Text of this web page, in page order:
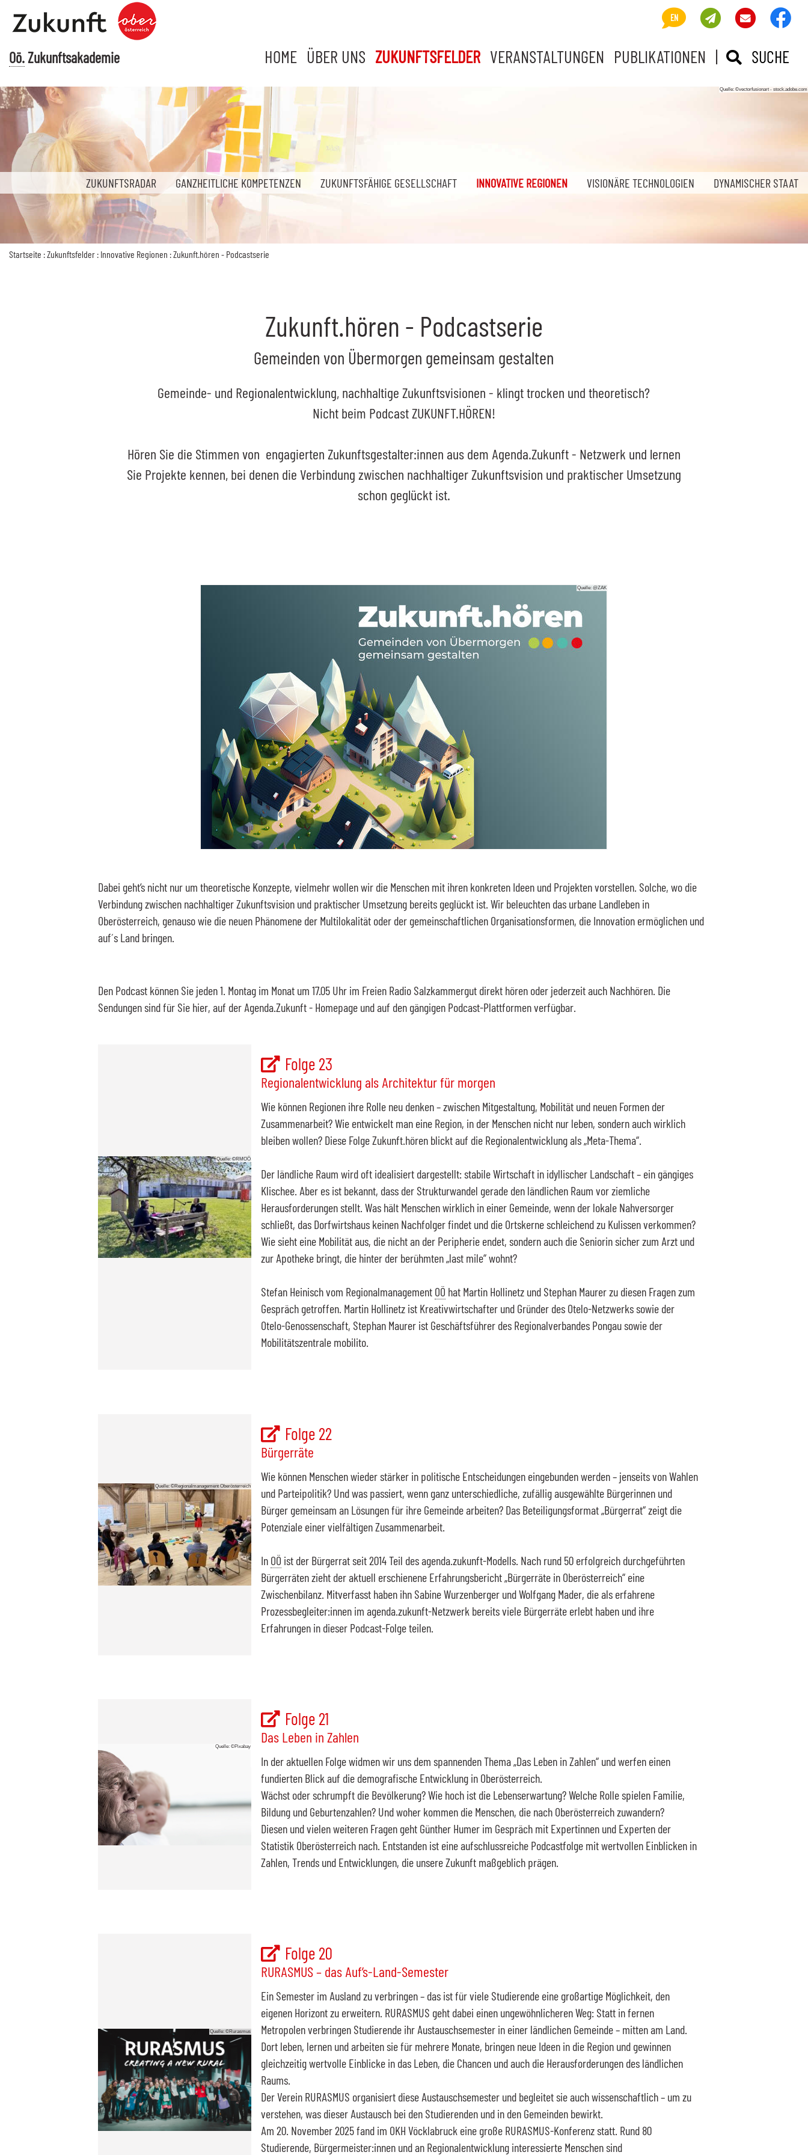
Zum Inhalt Accesskey
Zum Hauptmenü Accesskey
Zur Suche Accesskey
Zur Fußzeile mit Kontaktdaten Accesskey
[4] EN About us Newsletter Kontakt
Oö.Zukunftsakademie HOME ÜBER UNS ZUKUNFTSFELDER VERANSTALTUNGEN PUBLIKATIONEN | SUCHE EIN-
SUCHE
ZUKUNFTSRADAR GANZHEITLICHE KOMPETENZEN ZUKUNFTSFÄHIGE GESELLSCHAFT INNOVATIVE REGIONEN(AKTUELLE SEITE)
VISIONÄRE TECHNOLOGIEN DYNAMISCHER STAAT
Startseite :Zukunftsfelder : Innovative Regionen :Zukunft.hören - Podcastserie
Zukunft.hören - Podcastserie
Gemeinden von Übermorgen gemeinsam gestalten
Gemeinde- und Regionalentwicklung, nachhaltige Zukunftsvisionen - klingt trocken und theoretisch?
Nicht beim PodcastZUKUNFT.HÖREN!
Hören Sie die Stimmen von engagierten Zukunftsgestalter:innen aus dem Agenda.Zukunft - Netzwerk und lernen
Sie Projekte kennen, bei denen die Verbindung zwischen nachhaltiger Zukunftsvision und praktischer Umsetzung
schon geglückt ist.
Quelle: @ZAK
Dabei geht‘s nicht nur um theoretische Konzepte, vielmehr wollen wir die Menschen mit ihren konkreten Ideen und Projekten vorstellen. Solche, wo die
Verbindung zwischen nachhaltiger Zukunftsvision und praktischer Umsetzung bereits geglückt ist. Wir beleuchten das urbane Landleben in
Oberösterreich, genauso wie die neuen Phänomene der Multilokalität oder der gemeinschaftlichen Organisationsformen, die Innovation ermöglichen und
auf´s Land bringen.
Den Podcast können Sie jeden 1. Montag im Monat um 17.05 Uhr im Freien Radio Salzkammergut direkt hören oder jederzeit auch Nachhören. Die
Sendungen sind für Sie hier, auf der Agenda.Zukunft - Homepage und auf den gängigen Podcast-Plattformen verfügbar.
Quelle: ©RMOÖ
Folge 23
Regionalentwicklung als Architektur für morgen
Wie können Regionen ihre Rolle neu denken – zwischen Mitgestaltung, Mobilität und neuen Formen der
Zusammenarbeit? Wie entwickelt man eine Region, in der Menschen nicht nur leben, sondern auch wirklich
bleiben wollen? Diese Folge Zukunft.hören blickt auf die Regionalentwicklung als „Meta-Thema“.
Der ländliche Raum wird oft idealisiert dargestellt: stabile Wirtschaft in idyllischer Landschaft – ein gängiges
Klischee. Aber es ist bekannt, dass der Strukturwandel gerade den ländlichen Raum vor ziemliche
Herausforderungen stellt. Was hält Menschen wirklich in einer Gemeinde, wenn der lokale Nahversorger
schließt, das Dorfwirtshaus keinen Nachfolger findet und die Ortskerne schleichend zu Kulissen verkommen?
Wie sieht eine Mobilität aus, die nicht an der Peripherie endet, sondern auch die Seniorin sicher zum Arzt und
zur Apotheke bringt, die hinter der berühmten „last mile“ wohnt?
Stefan Heinisch vom Regionalmanagement OÖ hat Martin Hollinetz und Stephan Maurer zu diesen Fragen zum
Gespräch getroffen. Martin Hollinetz ist Kreativwirtschafter und Gründer des Otelo-Netzwerks sowie der
Otelo-Genossenschaft, Stephan Maurer ist Geschäftsführer des Regionalverbandes Pongau sowie der
Mobilitätszentrale mobilito.
Quelle: ©Regionalmanagement Oberösterreich
Folge 22
Bürgerräte
Wie können Menschen wieder stärker in politische Entscheidungen eingebunden werden – jenseits von Wahlen
und Parteipolitik? Und was passiert, wenn ganz unterschiedliche, zufällig ausgewählte Bürgerinnen und
Bürger gemeinsam an Lösungen für ihre Gemeinde arbeiten? Das Beteiligungsformat „Bürgerrat“ zeigt die
Potenziale einer vielfältigen Zusammenarbeit.
In OÖ ist der Bürgerrat seit 2014 Teil des agenda.zukunft-Modells. Nach rund 50 erfolgreich durchgeführten
Bürgerräten zieht der aktuell erschienene Erfahrungsbericht „Bürgerräte in Oberösterreich“ eine
Zwischenbilanz. Mitverfasst haben ihn Sabine Wurzenberger und Wolfgang Mader, die als erfahrene
Prozessbegleiter:innen im agenda.zukunft-Netzwerk bereits viele Bürgerräte erlebt haben und ihre
Erfahrungen in dieser Podcast-Folge teilen.
Quelle: ©Pixabay
Folge 21
Das Leben in Zahlen
In der aktuellen Folge widmen wir uns dem spannenden Thema „Das Leben in Zahlen“ und werfen einen
fundierten Blick auf die demografische Entwicklung in Oberösterreich.
Wächst oder schrumpft die Bevölkerung? Wie hoch ist die Lebenserwartung? Welche Rolle spielen Familie,
Bildung und Geburtenzahlen? Und woher kommen die Menschen, die nach Oberösterreich zuwandern?
Diesen und vielen weiteren Fragen geht Günther Humer im Gespräch mit Expertinnen und Experten der
Statistik Oberösterreich nach. Entstanden ist eine aufschlussreiche Podcastfolge mit wertvollen Einblicken in
Zahlen, Trends und Entwicklungen, die unsere Zukunft maßgeblich prägen.
Quelle: ©Rurasmus
Folge 20
RURASMUS – das Auf’s-Land-Semester
Ein Semester im Ausland zu verbringen – das ist für viele Studierende eine großartige Möglichkeit, den
eigenen Horizont zu erweitern. RURASMUS geht dabei einen ungewöhnlicheren Weg: Statt in fernen
Metropolen verbringen Studierende ihr Austauschsemester in einer ländlichen Gemeinde – mitten am Land.
Dort leben, lernen und arbeiten sie für mehrere Monate, bringen neue Ideen in die Region und gewinnen
gleichzeitig wertvolle Einblicke in das Leben, die Chancen und auch die Herausforderungen des ländlichen
Raums.
Der Verein RURASMUS organisiert diese Austauschsemester und begleitet sie auch wissenschaftlich – um zu
verstehen, was dieser Austausch bei den Studierenden und in den Gemeinden bewirkt.
Am 20. November 2025 fand im OKH Vöcklabruck eine große RURASMUS-Konferenz statt. Rund 80
Studierende, Bürgermeister:innen und an Regionalentwicklung interessierte Menschen sind